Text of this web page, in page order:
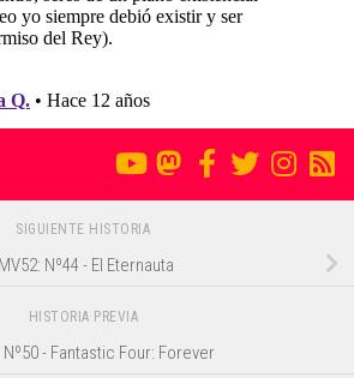
SIGUIENTE HISTORIA
MV52: Nº44 - El Eternauta
HISTORIA PREVIA
Nº50 - Fantastic Four: Forever